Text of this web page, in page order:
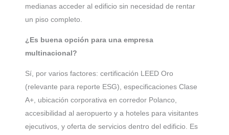
medianas acceder al edificio sin necesidad de rentar
un piso completo.
¿Es buena opción para una empresa
multinacional?
Sí, por varios factores: certificación LEED Oro
(relevante para reporte ESG), especificaciones Clase
A+, ubicación corporativa en corredor Polanco,
accesibilidad al aeropuerto y a hoteles para visitantes
ejecutivos, y oferta de servicios dentro del edificio. Es